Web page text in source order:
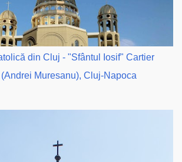
din Cluj - "Sfântul Iosif" Cartier
Muresanu), Cluj-Napoca